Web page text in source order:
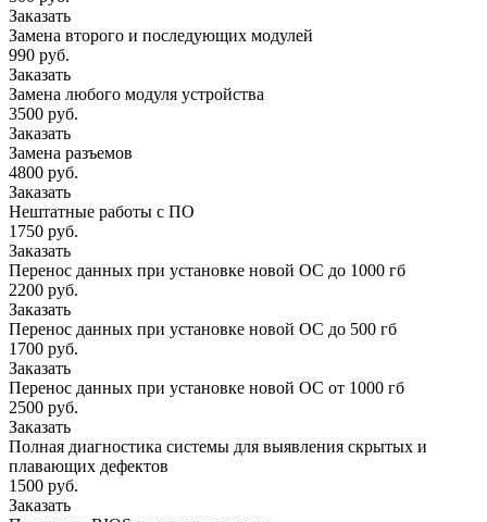
Заказать
Замена второго и последующих модулей
990 руб.
Заказать
Замена любого модуля устройства
3500 руб.
Заказать
Замена разъемов
4800 руб.
Заказать
Нештатные работы с ПО
1750 руб.
Заказать
Перенос данных при установке новой ОС до 1000 гб
2200 руб.
Заказать
Перенос данных при установке новой ОС до 500 гб
1700 руб.
Заказать
Перенос данных при установке новой ОС от 1000 гб
2500 руб.
Заказать
Полная диагностика системы для выявления скрытых и
плавающих дефектов
1500 руб.
Заказать